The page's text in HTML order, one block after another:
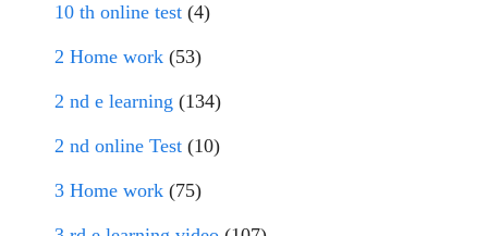
10 th online test (4)
2 Home work (53)
2 nd e learning (134)
2 nd online Test (10)
3 Home work (75)